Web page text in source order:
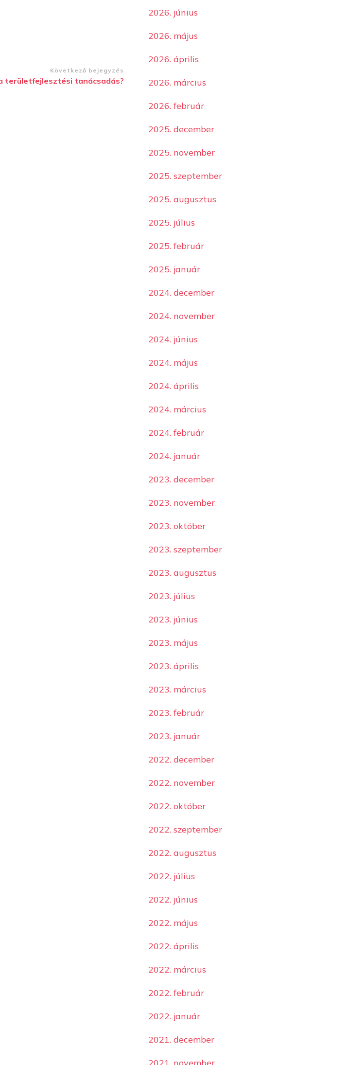
Következő bejegyzés
területfejlesztési tanácsadás?
2026. június
2026. május
2026. április
2026. március
2026. február
2025. december
2025. november
2025. szeptember
2025. augusztus
2025. július
2025. február
2025. január
2024. december
2024. november
2024. június
2024. május
2024. április
2024. március
2024. február
2024. január
2023. december
2023. november
2023. október
2023. szeptember
2023. augusztus
2023. július
2023. június
2023. május
2023. április
2023. március
2023. február
2023. január
2022. december
2022. november
2022. október
2022. szeptember
2022. augusztus
2022. július
2022. június
2022. május
2022. április
2022. március
2022. február
2022. január
2021. december